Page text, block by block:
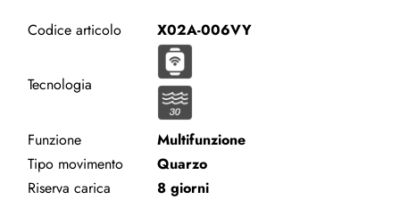
Codice articolo X02A-006VY
Tecnologia
Funzione
Multifunzione
Tipo movimento
Quarzo
Riserva carica
8 giorni